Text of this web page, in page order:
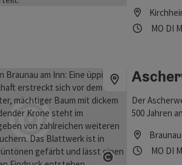
Natur, mit
die
MO DI
Copyright
Der
500 Jahren
Naturjuwel.
MO DI